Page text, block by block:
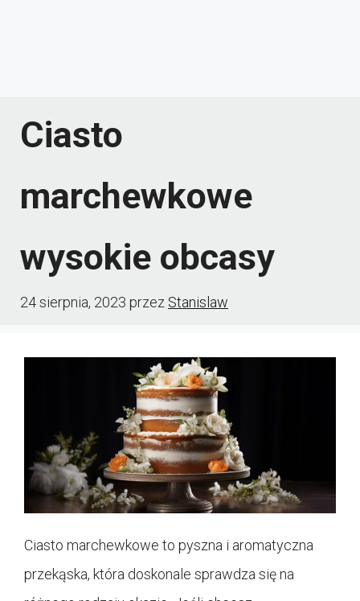
Ciasto
marchewkowe
wysokie obcasy
24 sierpnia, 2023 przez Stanislaw
Ciasto marchewkowe to pyszna i aromatyczna
przekąska, która doskonale sprawdza się na